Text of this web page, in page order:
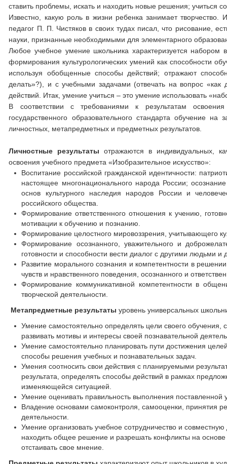
ставить проблемы, искать и находить новые решения; учиться
Известно, какую роль в жизни ребенка занимает творчество.
педагог П. П. Чистяков в своих тудах писал, что рисование,
науки, признанные необходимыми для элементарного
Любое учебное умение школьника характеризуется набором
формирования культурологических умений как способности
используя обобщенные способы действий; отражают
делать»?), и с учебными задачами (отвечать на вопрос «как
действий. Итак, умение учиться – это умение использовать
В соответствии с требованиями к результатам
государственного образовательного стандарта обучение
личностных, метапредметных и предметных результатов.
Личностные результаты отражаются в индивидуальных,
освоения учебного предмета «Изобразительное искусство»:
Воспитание российской гражданской идентичности:
настоящее многонационального народа России;
основ культурного наследия народов России и
российского общества.
Формирование ответственного отношения к учению,
мотивации к обучению и познанию.
Формирование целостного мировоззрения, учитывающего
Формирование осознанного, уважительного и
готовности и способности вести диалог с другими людьми
Развитие морального сознания и компетентности в
чувств и нравственного поведения, осознанного и
Формирование коммуникативной компетентности в
творческой деятельности.
Метапредметные результаты уровень универсальных
Умение самостоятельно определять цели своего обучения,
развивать мотивы и интересы своей познавательной
Умение самостоятельно планировать пути достижения
способы решения учебных и познавательных задач.
Умения соотносить свои действия с планируемыми
результата, определять способы действий в рамках
изменяющейся ситуацией.
Умение оценивать правильность выполнения
Владение основами самоконтроля, самооценки, принятия
деятельности.
Умение организовать учебное сотрудничество и
находить общее решение и разрешать конфликты на
отстаивать свое мнение.